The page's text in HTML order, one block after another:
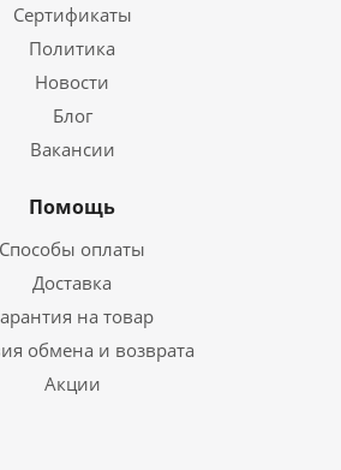
Сертификаты
Политика
Новости
Блог
Вакансии
Помощь
Способы оплаты
Доставка
на товар
обмена и возврата
Акции